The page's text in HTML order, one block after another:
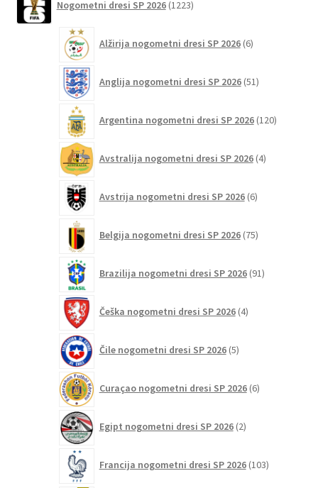
Nogometni dresi SP 2026 1223izdelkov
Alžirija nogometni dresi SP 2026 6izdelkov
Anglija nogometni dresi SP 2026 51izdelkov
Argentina nogometni dresi SP 2026 120izdelkov
Avstralija nogometni dresi SP 2026 4izdelki
Avstrija nogometni dresi SP 2026 6izdelkov
Belgija nogometni dresi SP 2026 75izdelkov
Brazilija nogometni dresi SP 2026 91izdelkov
Češka nogometni dresi SP 2026 4izdelki
Čile nogometni dresi SP 2026 5izdelkov
Curaçao nogometni dresi SP 2026 6izdelkov
Egipt nogometni dresi SP 2026 2izdelka
Francija nogometni dresi SP 2026 103izdelki